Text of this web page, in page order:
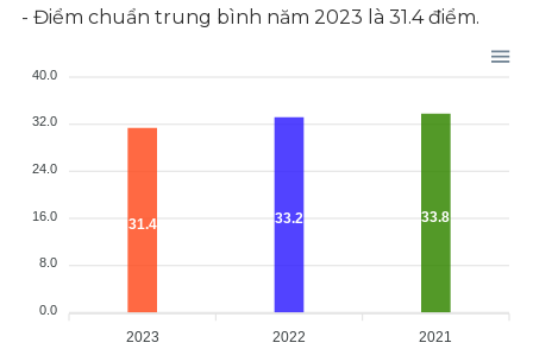
- Điểm chuẩn trung bình năm 2023 là 31.4 điểm.
2023 2022 2021
31.4 33.2 33.8
40.0
32.0
24.0
16.0
8.0
0.0